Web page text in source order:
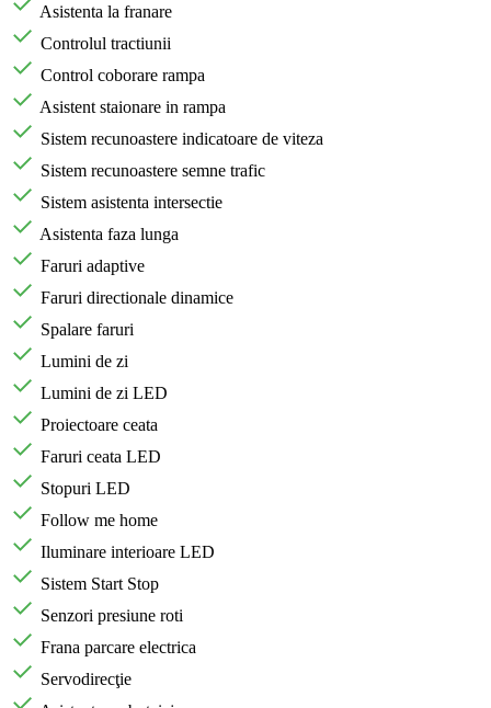
Asistenta la franare
Controlul tractiunii
Control coborare rampa
Asistent staionare in rampa
Sistem recunoastere indicatoare de viteza
Sistem recunoastere semne trafic
Sistem asistenta intersectie
Asistenta faza lunga
Faruri adaptive
Faruri directionale dinamice
Spalare faruri
Lumini de zi
Lumini de zi LED
Proiectoare ceata
Faruri ceata LED
Stopuri LED
Follow me home
Iluminare interioare LED
Sistem Start Stop
Senzori presiune roti
Frana parcare electrica
Servodirecţie